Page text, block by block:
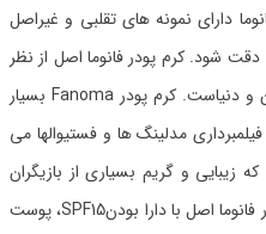
دارای نمونه های تقلبی و غیراصل
شود. کرم پودر فانوما اصل از نظر
پوشش دهی در نوع خود اولین در ایران و دنیاست. کرم پودر Fanoma بسیار
مدلینگ ها و فستیوالها می
زیبایی و گریم بسیاری از بازیگران
ایرانی مدیون این کمپانی است. کرم پودر فانوما اصل با دارا بودنSPF15، پوست